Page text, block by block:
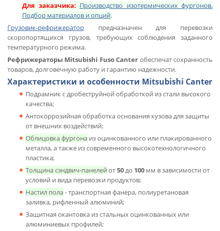
Для заказчика: Производство изотермических фургонов.
Подбор материалов и опций.
Грузовик-рефрижератор предназначен для перевозки
скоропортящихся грузов, требующих соблюдения заданного
температурного режима.
Рефрижераторы Mitsubishi Fuso Canter обеспечат сохранность
товаров, долговечную работу и гарантию надежности.
Характеристики и особенности Mitsubishi Canter
Подрамник с дробеструйной обработкой из стали высокого
качества;
Антокоррозийная обработка основания кузова для защиты
от внешних воздействий;
Облицовка фургона из оцинкованного или плакированного
металла, а также из современного высокотехнологичного
пластика;
Толщина сэндвич-панелей от50до 100 мм в зависимости от
условий и вида перевозки продуктов;
Настил пола- транспортная фанера, полиуретановая
заливка, рифленный алюминий;
Защитная окантовка из стальных оцинкованных или
алюминиевых профилей;